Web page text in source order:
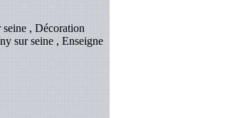
, Décoration
sur seine , Enseigne